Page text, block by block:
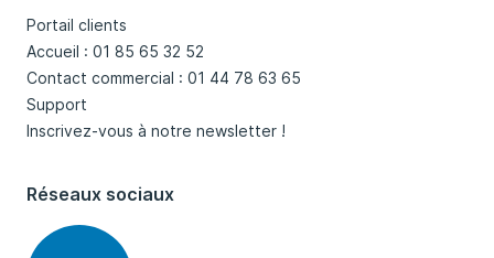
Portail clients
Accueil : 01 85 65 32 52
Contact commercial : 01 44 78 63 65
Support
Inscrivez-vous à notre newsletter !
Réseaux sociaux